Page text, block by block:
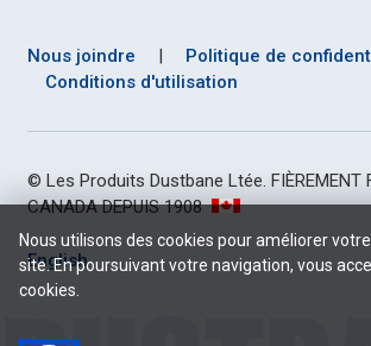
Nous joindre | Politique de
Conditions d'utilisation
© Les Produits Dustbane Ltée. FIÈREMENT
CANADA DEPUIS 1908
English
Nous utilisons des cookies pour améliorer
site. En poursuivant votre navigation, vous
cookies.